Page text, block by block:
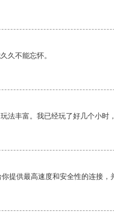
久不能忘怀。
法丰富。我已经玩了好几个小时
提供最高速度和安全性的连接，